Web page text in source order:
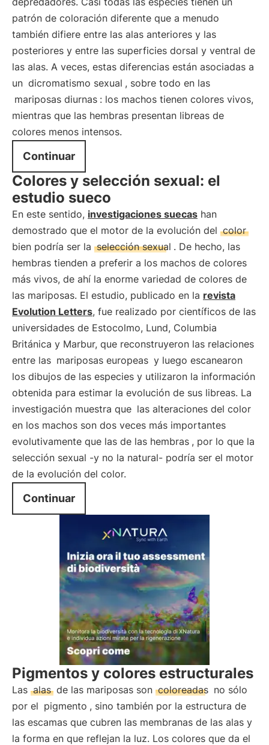
patrón de coloración diferente que a menudo
también difiere entre las alas anteriores y las
posteriores y entre las superficies dorsal y ventral de
las alas. A veces, estas diferencias están asociadas a
un dicromatismo sexual , sobre todo en las
mariposas diurnas : los machos tienen colores vivos,
mientras que las hembras presentan libreas de
colores menos intensos.
Continuar
Colores y selección sexual: el
estudio sueco
En este sentido, investigaciones suecas han
demostrado que el motor de la evolución del color
bien podría ser la selección sexual . De hecho, las
hembras tienden a preferir a los machos de colores
más vivos, de ahí la enorme variedad de colores de
las mariposas. El estudio, publicado en la revista
Evolution Letters, fue realizado por científicos de las
universidades de Estocolmo, Lund, Columbia
Británica y Marbur, que reconstruyeron las relaciones
entre las mariposas europeas y luego escanearon
los dibujos de las especies y utilizaron la información
obtenida para estimar la evolución de sus libreas. La
investigación muestra que las alteraciones del color
en los machos son dos veces más importantes
evolutivamente que las de las hembras , por lo que la
selección sexual -y no la natural- podría ser el motor
de la evolución del color.
Continuar
Pigmentos y colores estructurales
Las alas de las mariposas son coloreadas no sólo
por el pigmento , sino también por la estructura de
las escamas que cubren las membranas de las alas y
la forma en que reflejan la luz. Los colores que da el